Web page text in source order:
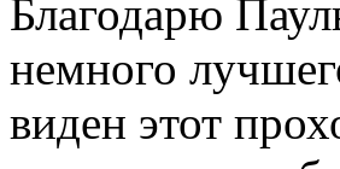
Благодарю
немного
виден этот